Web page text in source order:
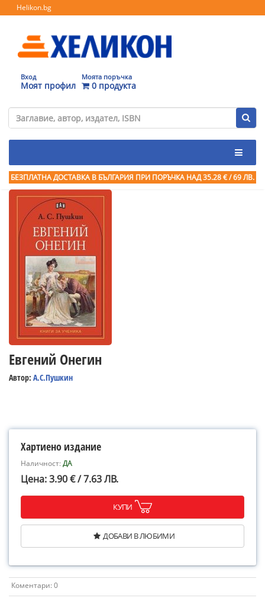
Helikon.bg
Вход
Моят профил
Моята поръчка
0 продукта
БЕЗПЛАТНА ДОСТАВКА В БЪЛГАРИЯ ПРИ ПОРЪЧКА НАД 35.28 € / 69 ЛВ.
Евгений Онегин
Автор: А.С.Пушкин
Хартиено издание
Наличност:ДА
Цена: 3.90 € / 7.63 ЛВ.
КУПИ
ДОБАВИ В ЛЮБИМИ
Коментари: 0